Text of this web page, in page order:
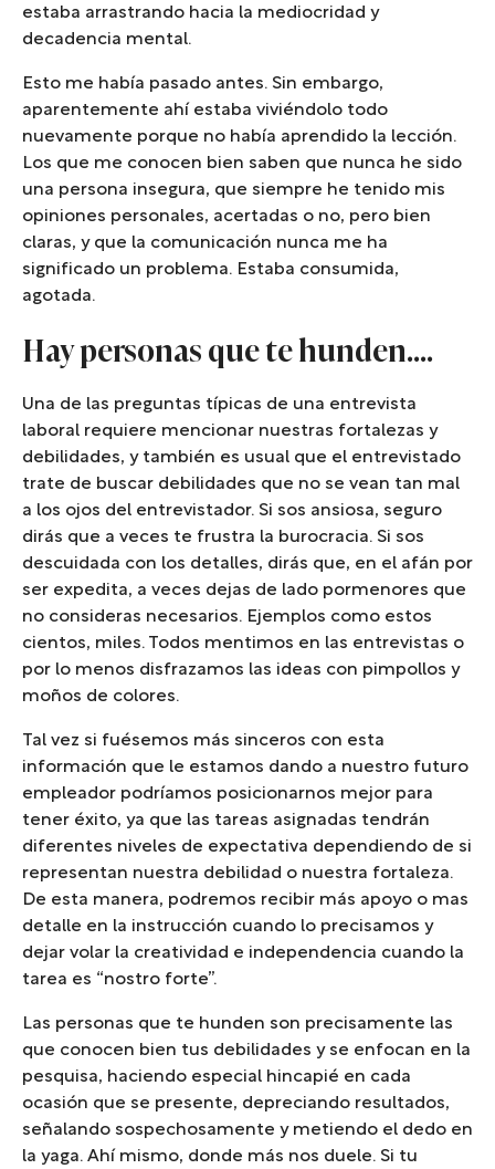
estaba arrastrando hacia la mediocridad y
decadencia mental.
Esto me había pasado antes. Sin embargo,
aparentemente ahí estaba viviéndolo todo
nuevamente porque no había aprendido la lección.
Los que me conocen bien saben que nunca he sido
una persona insegura, que siempre he tenido mis
opiniones personales, acertadas o no, pero bien
claras, y que la comunicación nunca me ha
significado un problema. Estaba consumida,
agotada.
Hay personas que te hunden….
Una de las preguntas típicas de una entrevista
laboral requiere mencionar nuestras fortalezas y
debilidades, y también es usual que el entrevistado
trate de buscar debilidades que no se vean tan mal
a los ojos del entrevistador. Si sos ansiosa, seguro
dirás que a veces te frustra la burocracia. Si sos
descuidada con los detalles, dirás que, en el afán por
ser expedita, a veces dejas de lado pormenores que
no consideras necesarios. Ejemplos como estos
cientos, miles. Todos mentimos en las entrevistas o
por lo menos disfrazamos las ideas con pimpollos y
moños de colores.
Tal vez si fuésemos más sinceros con esta
información que le estamos dando a nuestro futuro
empleador podríamos posicionarnos mejor para
tener éxito, ya que las tareas asignadas tendrán
diferentes niveles de expectativa dependiendo de si
representan nuestra debilidad o nuestra fortaleza.
De esta manera, podremos recibir más apoyo o mas
detalle en la instrucción cuando lo precisamos y
dejar volar la creatividad e independencia cuando la
tarea es “nostro forte”.
Las personas que te hunden son precisamente las
que conocen bien tus debilidades y se enfocan en la
pesquisa, haciendo especial hincapié en cada
ocasión que se presente, depreciando resultados,
señalando sospechosamente y metiendo el dedo en
la yaga. Ahí mismo, donde más nos duele. Si tu